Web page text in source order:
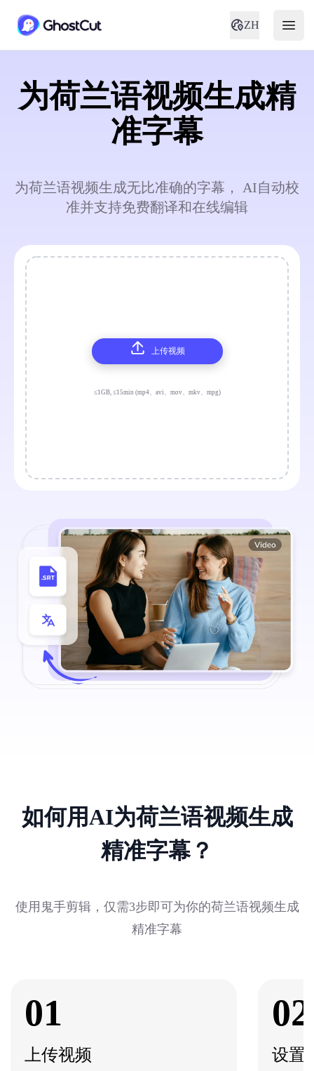
ZH
为荷兰语视频生成精
准字幕
为荷兰语视频生成无比准确的字幕， AI自动校
准并支持免费翻译和在线编辑
上传视频
≤1GB, ≤15min (mp4、avi、mov、mkv、mpg)
如何用AI为荷兰语视频生成
精准字幕？
使用鬼手剪辑，仅需3步即可为你的荷兰语视频生成
精准字幕
01
上传视频
02
设置